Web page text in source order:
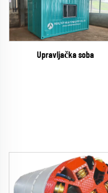
Upravljačka soba